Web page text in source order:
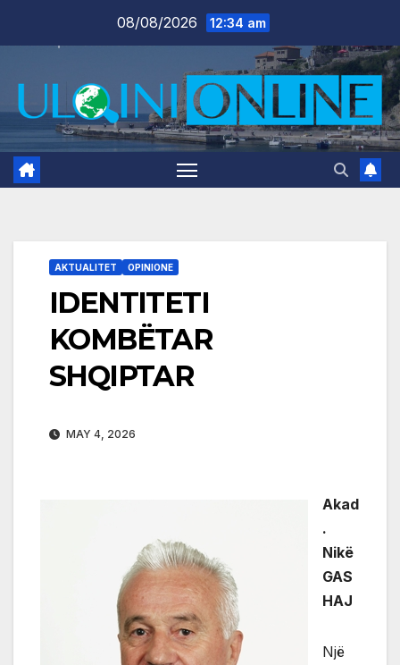
08/08/2026 12:34 am
AKTUALITET OPINIONE
IDENTITETI
KOMBËTAR
SHQIPTAR
MAY 4, 2026
Akad
.
Nikë
GAS
HAJ
Një